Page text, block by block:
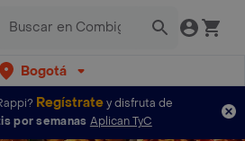
Bogotá
Regístratey disfruta de
por semanas Aplican TyC